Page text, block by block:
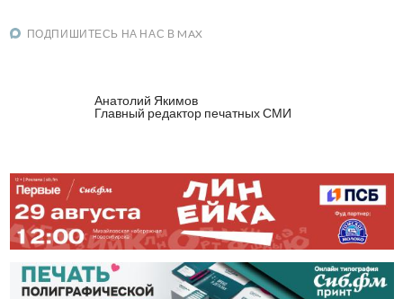
ПОДПИШИТЕСЬ НА НАС В MAX
Анатолий Якимов
Главный редактор печатных СМИ